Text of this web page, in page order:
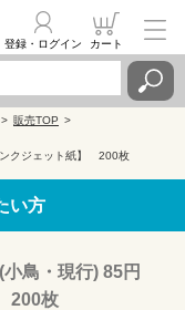
登録・ログイン カート
販売TOP
ンクジェット紙】 200枚
い方
(小鳥・現行) 85円
200枚